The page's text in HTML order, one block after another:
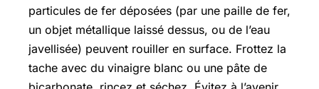
particules de fer déposées (par une paille de fer,
un objet métallique laissé dessus, ou de l’eau
javellisée) peuvent rouiller en surface. Frottez la
tache avec du vinaigre blanc ou une pâte de